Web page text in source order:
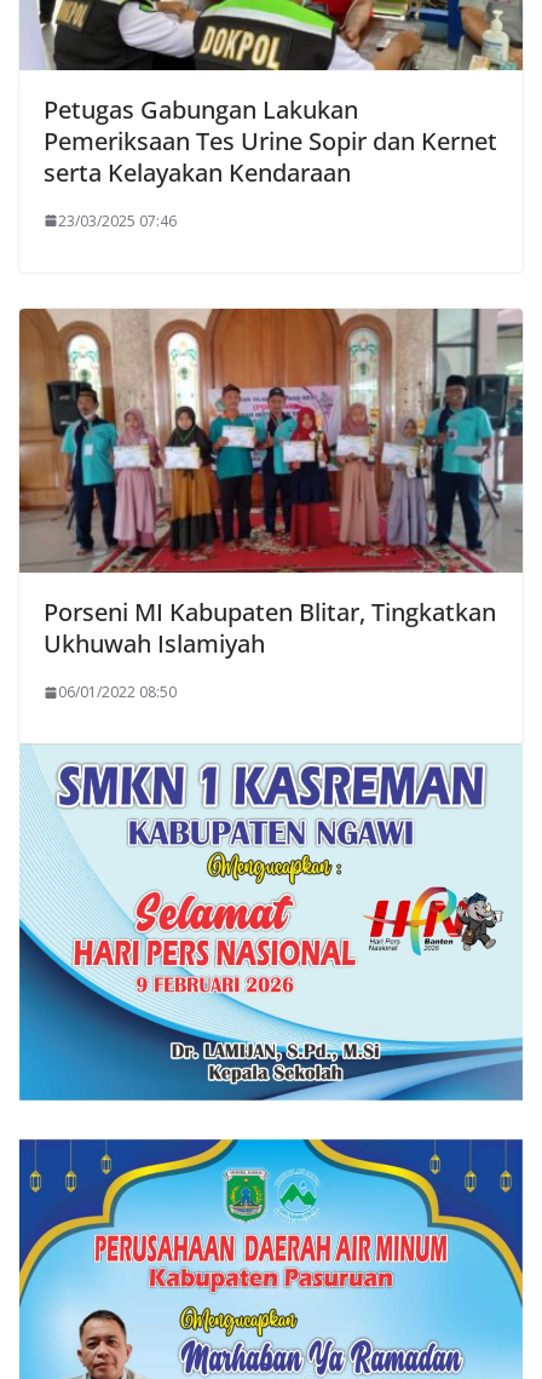
Petugas Gabungan Lakukan
Pemeriksaan Tes Urine Sopir dan Kernet
serta Kelayakan Kendaraan
23/03/2025 07:46
Porseni MI Kabupaten Blitar, Tingkatkan
Ukhuwah Islamiyah
06/01/2022 08:50